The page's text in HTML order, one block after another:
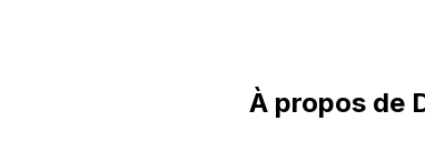
À propos de